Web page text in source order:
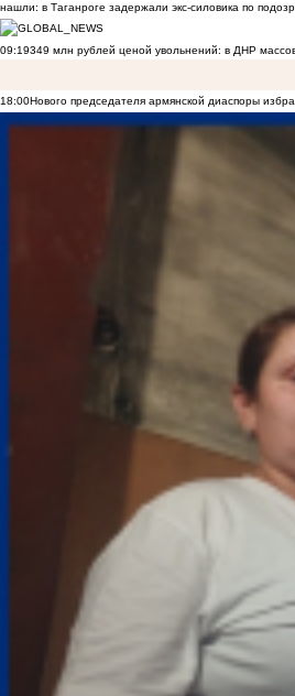
нашли: в Таганроге задержали экс-силовика по
09:19349 млн рублей ценой увольнений: в ДНР
18:00Нового председателя армянской диаспоры